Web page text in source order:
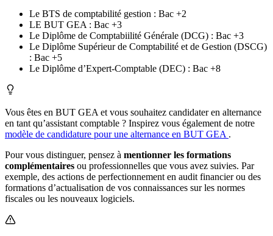
Le BTS de comptabilité gestion : Bac +2
LE BUT GEA : Bac +3
Le Diplôme de Comptabiilité Générale (DCG) : Bac +3
Le Diplôme Supérieur de Comptabilité et de Gestion (DSCG)
: Bac +5
Le Diplôme d’Expert-Comptable (DEC) : Bac +8
Vous êtes en BUT GEA et vous souhaitez candidater en alternance
en tant qu’assistant comptable ? Inspirez vous également de notre
modèle de candidature pour une alternance en BUT GEA .
Pour vous distinguer, pensez à mentionner les formations
complémentaires ou professionnelles que vous avez suivies. Par
exemple, des actions de perfectionnement en audit financier ou des
formations d’actualisation de vos connaissances sur les normes
fiscales ou les nouveaux logiciels.